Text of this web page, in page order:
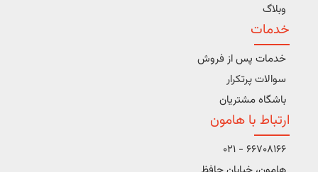
وبلاگ
خدمات
خدمات پس از فروش
سوالات پرتکرار
باشگاه مشتریان
ارتباط با هامون
66708166 - 021